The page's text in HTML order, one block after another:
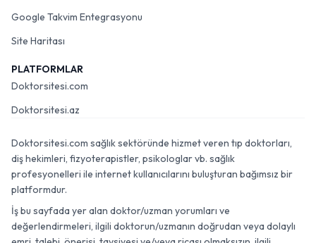
Google Takvim Entegrasyonu
Site Haritası
PLATFORMLAR
Doktorsitesi.com
Doktorsitesi.az
Doktorsitesi.com sağlık sektöründe hizmet veren tıp doktorları,
diş hekimleri, fizyoterapistler, psikologlar vb. sağlık
profesyonelleri ile internet kullanıcılarını buluşturan bağımsız bir
platformdur.
İş bu sayfada yer alan doktor/uzman yorumları ve
değerlendirmeleri, ilgili doktorun/uzmanın doğrudan veya dolaylı